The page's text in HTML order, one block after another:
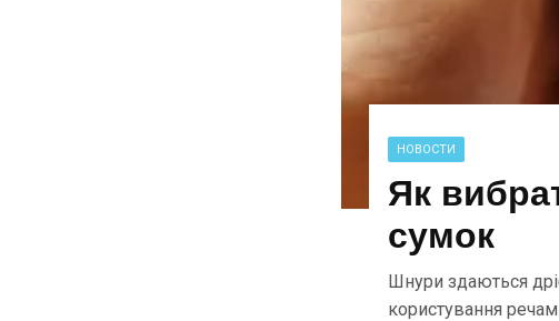
НОВОСТИ
Як
сумок
Шнури здаються
користування